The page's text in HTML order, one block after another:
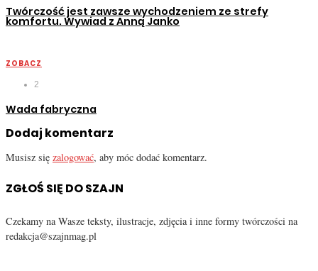
Twórczość jest zawsze wychodzeniem ze strefy
komfortu. Wywiad z Anną Janko
ZOBACZ
2
Wada fabryczna
Dodaj komentarz
Musisz się zalogować, aby móc dodać komentarz.
ZGŁOŚ SIĘ DO SZAJN
Czekamy na Wasze teksty, ilustracje, zdjęcia i inne formy twórczości na
redakcja@szajnmag.pl